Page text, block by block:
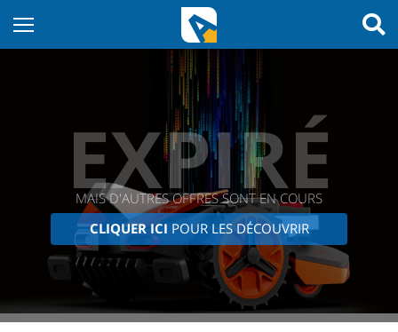
EXPIRÉ
MAIS D'AUTRES OFFRES SONT EN COURS
CLIQUER ICI POUR LES DÉCOUVRIR